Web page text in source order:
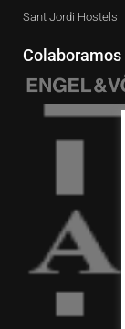
Sant Jordi Hostels
Colaboramos